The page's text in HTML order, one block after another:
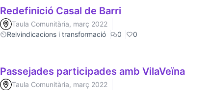
Redefinició Casal de Barri
Taula Comunitària, març 2022
Reivindicacions i transformació
0 0
Passejades participades amb VilaVeïna
Taula Comunitària, març 2022